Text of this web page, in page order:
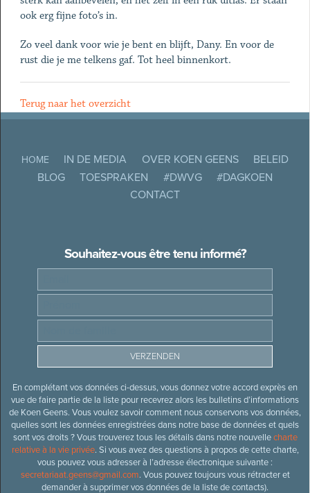
ook erg fijne foto’s in.
Zo veel dank voor wie je bent en blijft, Dany. En voor de
rust die je me telkens gaf. Tot heel binnenkort.
Terug naar het overzicht
HOME IN DE MEDIA OVER KOEN GEENS
BELEID
BLOG
TOESPRAKEN #DWVG
#DAGKOEN
CONTACT
Souhaitez-vous être tenu informé?
En complétant vos données ci-dessus, vous donnez votre accord exprès en
vue de faire partie de la liste pour recevrez alors les bulletins d’informations
de Koen Geens. Vous voulez savoir comment nous conservons vos données,
quelles sont les données enregistrées dans notre base de données et quels
sont vos droits ? Vous trouverez tous les détails dans notre nouvellecharte
relative à la vie privée. Si vous avez des questions à propos de cette charte,
vous pouvez vous adresser à l’adresse électronique suivante :
secretariaat.geens@gmail.com. Vous pouvez toujours vous rétracter et
demander à supprimer vos données de la liste de contacts).